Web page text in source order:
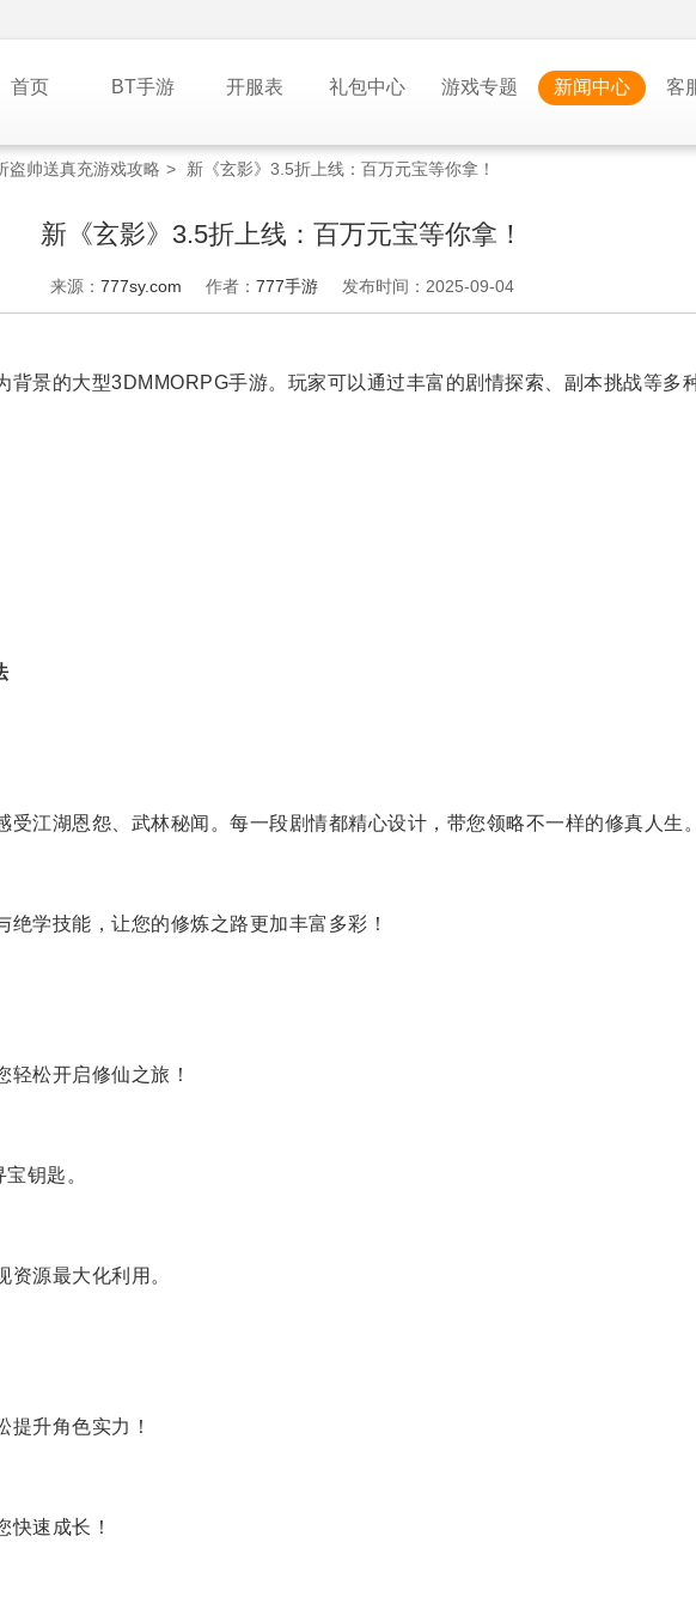
首页 BT手游 开服表 礼包中心 游戏专题 新闻中心 客
盗帅送真充游戏攻略 > 新《玄影》3.5折上线：百万元宝等你拿！
新《玄影》3.5折上线：百万元宝等你拿！
来源： 777sy.com 作者： 777手游 发布时间：2025-09-04
背景的大型3DMMORPG手游。玩家可以通过丰富的剧情探索、副本挑战等多
受江湖恩怨、武林秘闻。每一段剧情都精心设计，带您领略不一样的修真人生。
学技能，让您的修炼之路更加丰富多彩！
轻松开启修仙之旅！
钥匙。
资源最大化利用。
提升角色实力！
快速成长！